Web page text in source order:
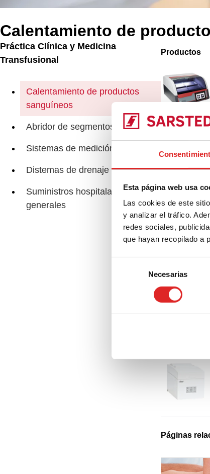
Esta página web usa
Las cookies de este
y analizar el tráfico.
redes sociales,
que hayan recopilado a
consentimiento
Necesarias
Calentamiento de
Práctica Clínica y Medicina
Transfusional
Calentamiento de productos
sanguíneos
Abridor de segmentos de tubo
Sistemas de medición
Distemas de drenaje urinario
Suministros hospitalarios
generales
Productos
Páginas